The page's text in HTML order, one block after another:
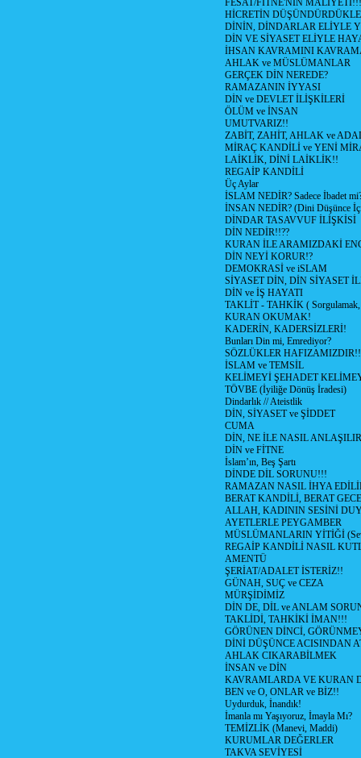
FESAT/FİTNE'NİN MALİYETİ!!!
HİCRETİN
DİNİN, DİNDARLAR ELİYLE
DİN VE SİYASET ELİYLE
İHSAN KAVRAMINI
AHLAK ve MÜSLÜMANLAR
GERÇEK DİN NEREDE?
RAMAZANIN İYYASI
DİN ve DEVLET İLİŞKİLERİ
ÖLÜM ve İNSAN
UMUTVARIZ!!
ZABİT, ZAHİT, AHLAK ve
MİRAÇ KANDİLİ ve YENİ
LAİKLİK, DİNİ LAİKLİK!!
REGAİP KANDİLİ
Üç Aylar
İSLAM NEDİR? Sadece İbadet
İNSAN NEDİR? (Dini Düşünce
DİNDAR TASAVVUF İLİŞKİSİ
DİN NEDİR!!??
KURAN İLE ARAMIZDAKİ
DİN NEYİ KORUR!?
DEMOKRASİ ve iSLAM
SİYASET DİN, DİN SİYASET
DİN ve İŞ HAYATI
TAKLİT - TAHKİK ( Sorgulamak,
KURAN OKUMAK!
KADERİN, KADERSİZLERİ!
Bunları Din mi, Emrediyor?
SÖZLÜKLER HAFIZAMIZDIR!!
İSLAM ve TEMSİL
KELİMEYİ ŞEHADET
TÖVBE (İyiliğe Dönüş İradesi)
Dindarlık // Ateistlik
DİN, SİYASET ve ŞİDDET
CUMA
DİN, NE İLE NASIL
DİN ve FİTNE
İslam’ın, Beş Şartı
DİNDE DİL SORUNU!!!
RAMAZAN NASIL İHYA
BERAT KANDİLİ, BERAT
ALLAH, KADININ SESİNİ
AYETLERLE PEYGAMBER
MÜSLÜMANLARIN YİTİĞİ
REGAİP KANDİLİ NASIL
AMENTÜ
ŞERİAT/ADALET İSTERİZ!!
GÜNAH, SUÇ ve CEZA
MÜRŞİDİMİZ
DİN DE, DİL ve ANLAM
TAKLİDİ, TAHKİKİ İMAN!!!
GÖRÜNEN DİNCİ,
DİNİ DÜŞÜNCE ACISINDAN
AHLAK CIKARABİLMEK
İNSAN ve DİN
KAVRAMLARDA VE KURAN
BEN ve O, ONLAR ve BİZ!!
Uydurduk, İnandık!
İmanla mı Yaşıyoruz, İmayla Mı?
TEMİZLİK (Manevi, Maddi)
KURUMLAR DEĞERLER
TAKVA SEVİYESİ